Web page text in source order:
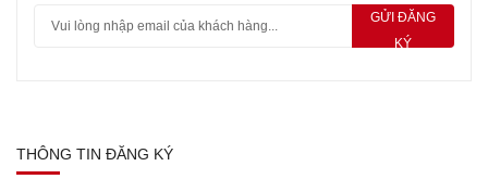
GỬI ĐĂNG
KÝ
THÔNG TIN ĐĂNG KÝ